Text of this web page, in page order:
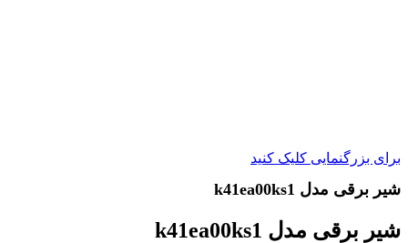
برای بزرگنمایی کلیک کنید
شیر برقی مدل k41ea00ks1
شیر برقی مدل k41ea00ks1